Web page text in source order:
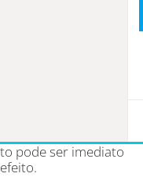
pode ser imediato